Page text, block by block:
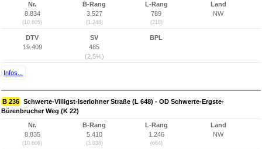
Nr.
8.834
(10.605)
B-Rang
3.527
(1.248)
L-Rang
789
(218)
Land
NW
DTV
19.409
SV
485
(2,5%)
BPL
Infos...
B 236 Schwerte-Villigst-Iserlohner Straße (L 648) - OD Schwerte-Ergste-
Bürenbrucher Weg (K 22)
Nr.
8.835
(10.606)
B-Rang
5.410
(3.038)
L-Rang
1.246
(664)
Land
NW